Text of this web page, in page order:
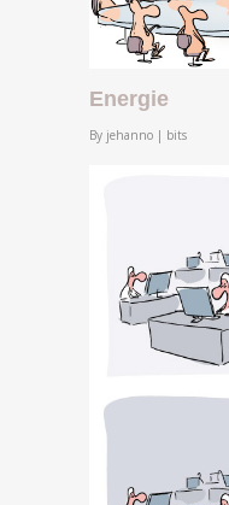
Energie
By jehanno | bits